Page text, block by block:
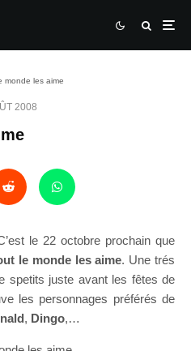
monde les aime
2008
le 22 octobre prochain que
le monde les aime. Une trés
spetits juste avant les fêtes de
les personnages préférés de
, Dingo,…